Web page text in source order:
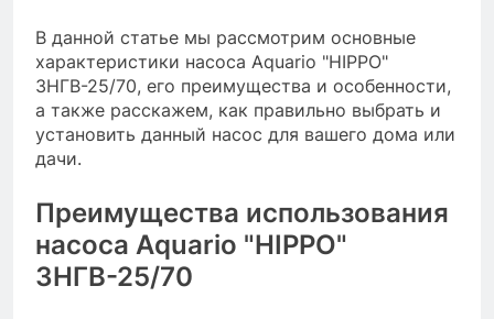
В данной статье мы рассмотрим основные
характеристики насоса Aquario "HIPPO"
3НГВ-25/70, его преимущества и особенности,
а также расскажем, как правильно выбрать и
установить данный насос для вашего дома или
дачи.
Преимущества использования
насоса Aquario "HIPPO"
3НГВ-25/70